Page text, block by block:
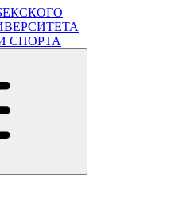
СПОРТА